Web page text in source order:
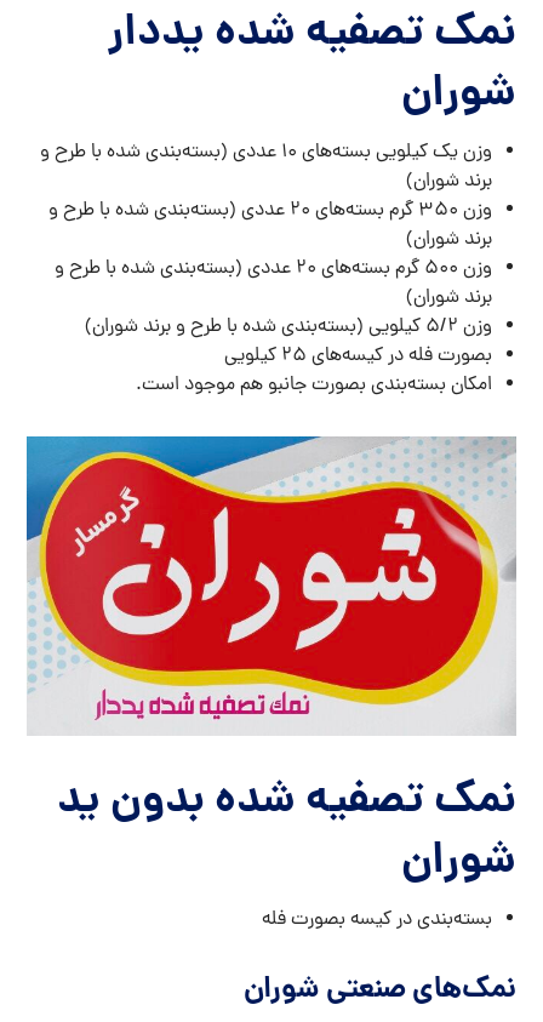
نمک تصفیه شده یددار
شوران
وزن یک کیلویی بسته‌های ۱۰ عددی (بسته‌بندی شده با طرح و
برند شوران)
وزن ۳۵۰ گرم بسته‌های ۲۰ عددی (بسته‌بندی شده با طرح و
برند شوران)
وزن ۵۰۰ گرم بسته‌های ۲۰ عددی (بسته‌بندی شده با طرح و
برند شوران)
وزن ۵/۲ کیلویی (بسته‌بندی شده با طرح و برند شوران)
بصورت فله در کیسه‌های ۲۵ کیلویی
امکان بسته‌بندی بصورت جانبو هم موجود است.
نمک تصفیه شده بدون ید
شوران
بسته‌بندی در کیسه بصورت فله
نمک‌های صنعتی شوران